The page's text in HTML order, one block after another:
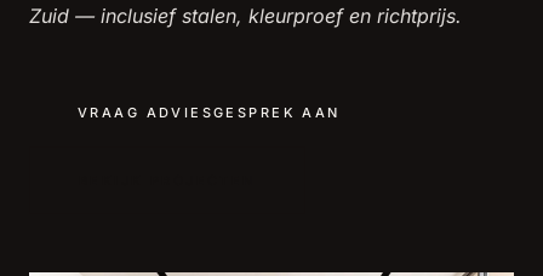
Zuid — inclusief stalen, kleurproef en richtprijs.
VRAAG ADVIESGESPREK AAN